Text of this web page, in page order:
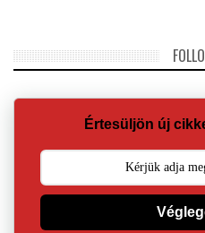
Értesüljön új